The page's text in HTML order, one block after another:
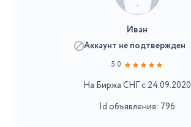
Иван
Аккаунт не подтвержден
5.0
На Биржа СНГ с 24.09.2020
Id объявления: 796